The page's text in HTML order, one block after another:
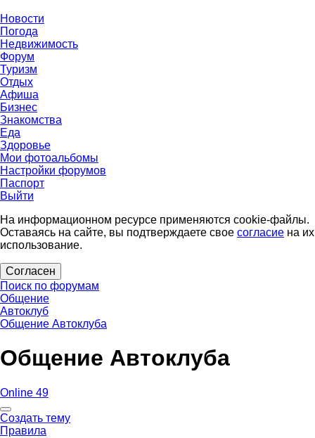
Новости
Погода
Недвижимость
Форум
Туризм
Отдых
Афиша
Бизнес
Знакомства
Еда
Здоровье
Мои фотоальбомы
Настройки форумов
Паспорт
Выйти
На информационном ресурсе применяются cookie-файлы.
Оставаясь на сайте, вы подтверждаете свое согласие на их
использование.
Согласен
Поиск по форумам
Общение
Автоклуб
Общение Автоклуба
Общение Автоклуба
Online 49
Создать тему
Правила